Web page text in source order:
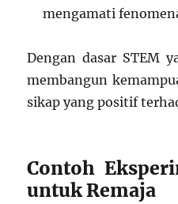
mengamati
Dengan dasar STEM
membangun
sikap yang positif
Contoh
untuk Remaja